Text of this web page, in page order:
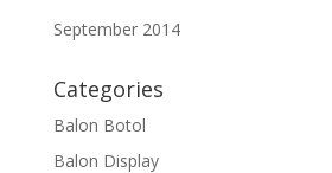
September 2014
Categories
Balon Botol
Balon Display